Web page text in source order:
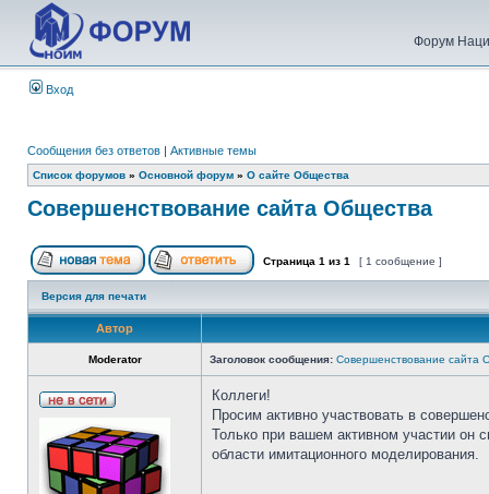
Форум
Вход
Сообщения без ответов | Активные темы
Список форумов » Основной форум » О сайте Общества
Совершенствование сайта Общества
Страница 1 из 1 [ 1 сообщение ]
Версия для печати
Автор
Moderator Заголовок сообщения: Совершенствование сайта
Коллеги!
Просим активно участвовать в
Только при вашем активном участии он
области имитационного моделирования.